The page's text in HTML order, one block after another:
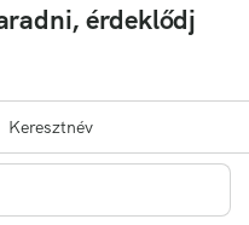
érdeklődj